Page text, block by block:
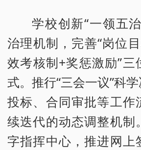
学校创新“一领五
治理机制，完善“岗位
效考核制+奖惩激励”三
式。推行“三会一议”科
投标、合同审批等工作
续迭代的动态调整机制
字指挥中心，推进网上